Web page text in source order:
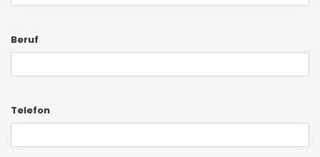
Beruf
Telefon